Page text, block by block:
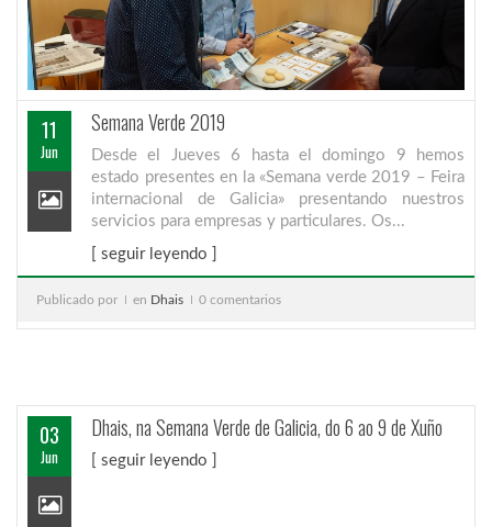
11
Jun
Semana Verde 2019
Desde el Jueves 6 hasta el domingo 9 hemos
estado presentes en la «Semana verde 2019 – Feira
internacional de Galicia» presentando nuestros
servicios para empresas y particulares. Os...
[ seguir leyendo ]
Publicado por en Dhais 0 comentarios
03
Jun
Dhais, na Semana Verde de Galicia, do 6 ao 9 de Xuño
[ seguir leyendo ]